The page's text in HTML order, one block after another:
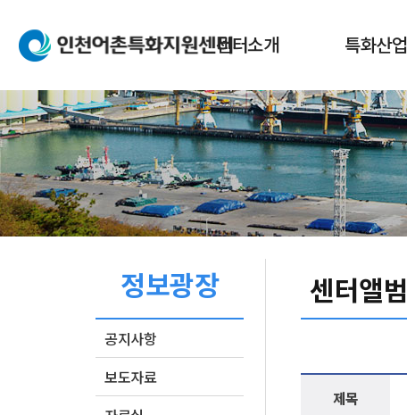
센터소개
인사말
설립목적
센터업무
조직도
오시는길
특화산
어촌특화
어촌특화
어촌특화
정보광장
공지사항
보도자료
페이스북네이버블로그
인쇄 센터앨범
제목